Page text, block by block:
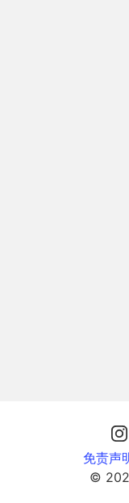
免责声
©